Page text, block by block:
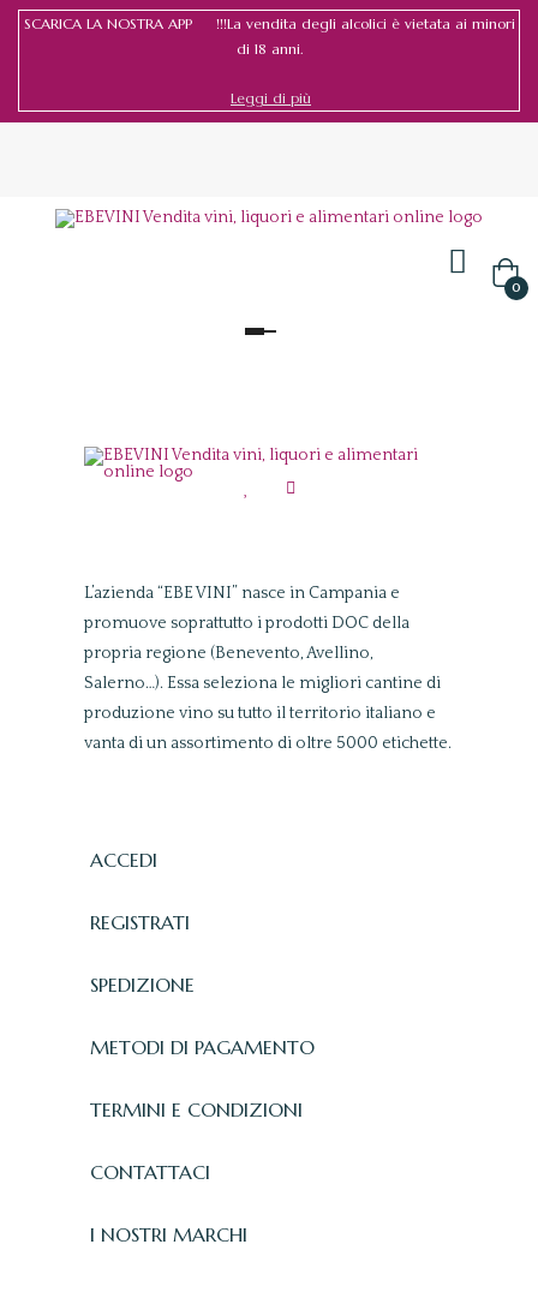
SCARICA LA NOSTRA APP !!!La vendita degli alcolici è vietata ai minori
di 18 anni.
Leggi di più
0
navigazione
L’azienda “EBE VINI” nasce in Campania e
promuove soprattutto i prodotti DOC della
propria regione (Benevento, Avellino,
Salerno…). Essa seleziona le migliori cantine di
produzione vino su tutto il territorio italiano e
vanta di un assortimento di oltre 5000 etichette.
ACCEDI
REGISTRATI
SPEDIZIONE
METODI DI PAGAMENTO
TERMINI E CONDIZIONI
CONTATTACI
I NOSTRI MARCHI